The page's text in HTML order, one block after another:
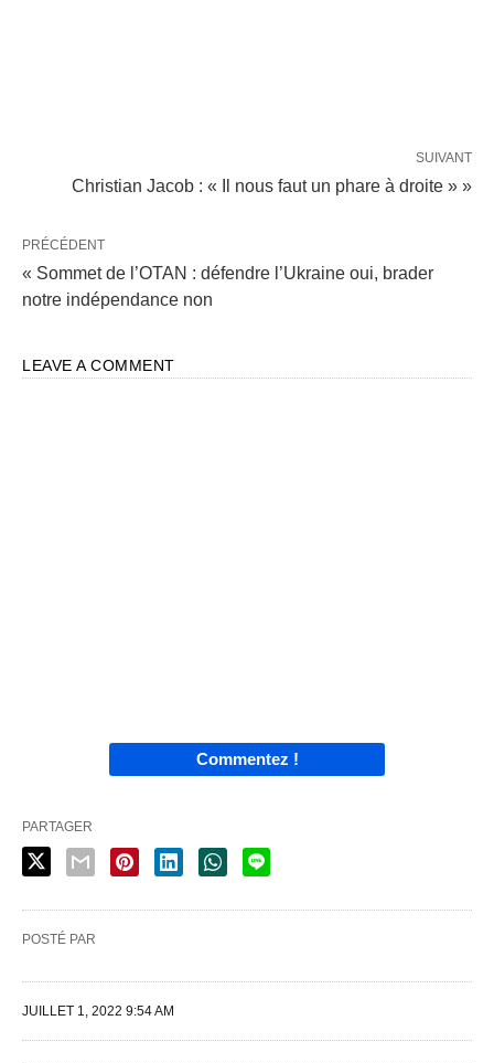
SUIVANT
Christian Jacob : « Il nous faut un phare à droite » »
PRÉCÉDENT
« Sommet de l’OTAN : défendre l’Ukraine oui, brader
notre indépendance non
LEAVE A COMMENT
Commentez !
PARTAGER
POSTÉ PAR
JUILLET 1, 2022 9:54 AM